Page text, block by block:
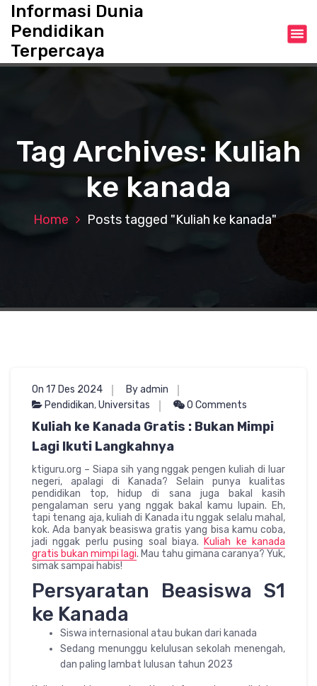
t
Informasi Dunia
Pendidikan
Terpercaya
Tag Archives: Kuliah
ke kanada
Home Posts tagged "Kuliah ke kanada"
On 17 Des 2024
By admin
Pendidikan,Universitas 0 Comments
Kuliah ke Kanada Gratis : Bukan Mimpi
Lagi Ikuti Langkahnya
ktiguru.org – Siapa sih yang nggak pengen kuliah di luar
negeri, apalagi di Kanada? Selain punya kualitas
pendidikan top, hidup di sana juga bakal kasih
pengalaman seru yang nggak bakal kamu lupain. Eh,
tapi tenang aja, kuliah di Kanada itu nggak selalu mahal,
kok. Ada banyak beasiswa gratis yang bisa kamu coba,
jadi nggak perlu pusing soal biaya. Kuliah ke kanada
gratis bukan mimpi lagi. Mau tahu gimana caranya? Yuk,
simak sampai habis!
Persyaratan Beasiswa S1
ke Kanada
Siswa internasional atau bukan dari kanada
Sedang menunggu kelulusan sekolah menengah,
dan paling lambat lulusan tahun 2023